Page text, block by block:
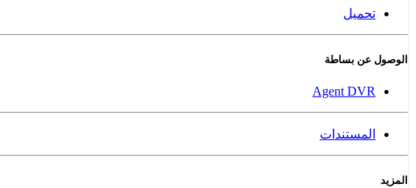
تحميل
الوصول عن بساطة
Agent DVR
المستندات
المزيد